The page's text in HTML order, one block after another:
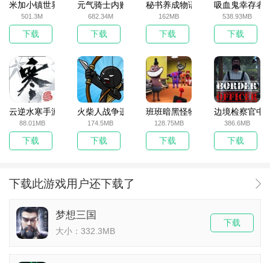
米加小镇世界2025官方版
501.3M
下载
元气骑士内购破解版
682.34M
下载
秘书养成物语
162MB
下载
吸血鬼幸存者
538.93MB
下载
云逆水寒手游
88.01MB
下载
火柴人战争遗产无敌版
174.5MB
下载
班班暗黑怪物生存挑战5
128.75MB
下载
边境检察官中
386.6MB
下载
下载此游戏用户还下载了
梦想三国
大小：332.3MB
下载